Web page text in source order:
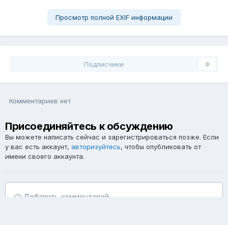
Просмотр полной EXIF информации
Подписчики 0
Комментариев нет
Присоединяйтесь к обсуждению
Вы можете написать сейчас и зарегистрироваться позже. Если
у вас есть аккаунт, авторизуйтесь, чтобы опубликовать от
имени своего аккаунта.
Добавить комментарий...